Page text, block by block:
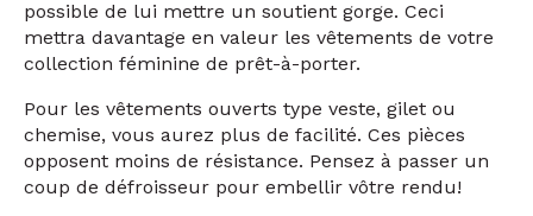
A
noter pour le mannequin femme, il est tout
fait
possible de lui mettre un soutient gorge. Ceci
mettra davantage en valeur les vêtements de votre
collection féminine de prêt- à-porter.
Pour les vêtements ouverts type veste, gilet ou
chemise, vous aurez plus de facilité. Ces pièces
opposent moins de résistance. Pensez